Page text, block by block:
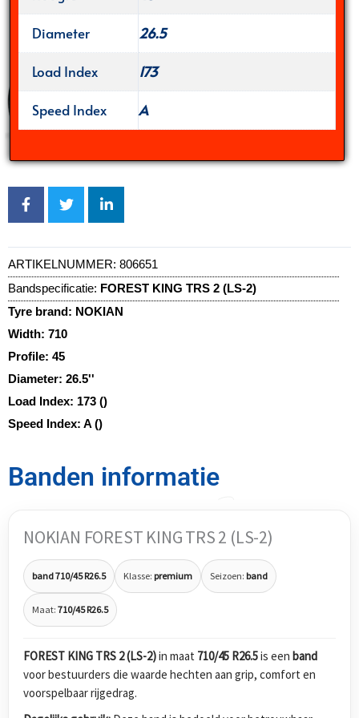
Diameter
26.5
Load Index
173
Speed Index
A
ARTIKELNUMMER: 806651
Bandspecificatie: FOREST KING TRS 2 (LS-2)
Tyre brand: NOKIAN
Width: 710
Profile: 45
Diameter: 26.5''
Load Index: 173 ()
Speed Index: A ()
Banden informatie
NOKIAN FOREST KING TRS 2 (LS-2)
band 710/45 R26.5 Klasse: premium Seizoen: band
Maat: 710/45 R26.5
FOREST KING TRS 2 (LS-2)in maat 710/45 R26.5is een band
voor bestuurders die waarde hechten aan grip, comfort en
voorspelbaar rijgedrag.